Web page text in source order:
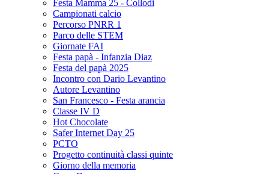
Festa Mamma 25 - Collodi
Campionati calcio
Percorso PNRR 1
Parco delle STEM
Giornate FAI
Festa papà - Infanzia Diaz
Festa del papà 2025
Incontro con Dario Levantino
Autore Levantino
San Francesco - Festa arancia
Classe IV D
Hot Chocolate
Safer Internet Day 25
PCTO
Progetto continuità classi quinte
Giorno della memoria